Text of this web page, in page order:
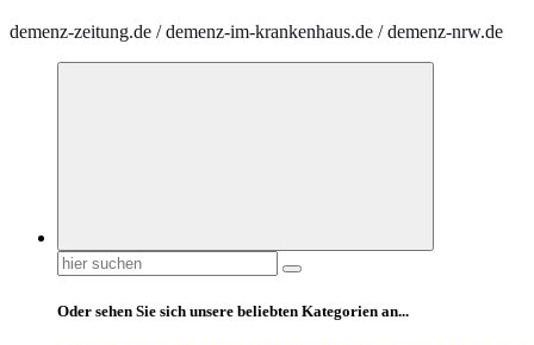
demenz-zeitung.de / demenz-im-krankenhaus.de / demenz-nrw.de
Suchen
nach:
Oder sehen Sie sich unsere beliebten Kategorien an...